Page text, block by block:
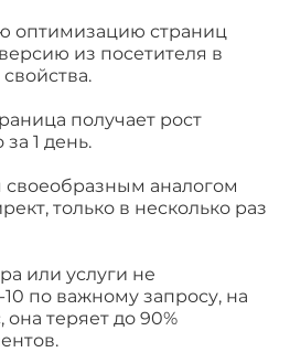
оптимизацию страниц
из посетителя в
получает рост
1 день.
своеобразным аналогом
только в несколько раз
или услуги не
по важному запросу, на
она теряет до 90%